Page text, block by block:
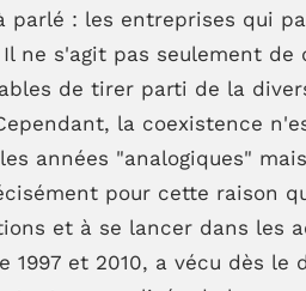
parlé : les entreprises qui
s'agit pas seulement de
de tirer parti de la
la coexistence
années "analogiques"
pour cette raison
et à se lancer dans les
1997 et 2010, a vécu dès